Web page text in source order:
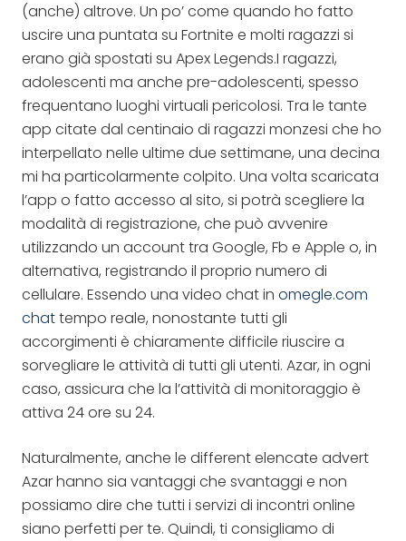
(anche) altrove. Un po’ come quando ho fatto
uscire una puntata su Fortnite e molti ragazzi si
erano già spostati su Apex Legends.I ragazzi,
adolescenti ma anche pre-adolescenti, spesso
frequentano luoghi virtuali pericolosi. Tra le tante
app citate dal centinaio di ragazzi monzesi che ho
interpellato nelle ultime due settimane, una decina
mi ha particolarmente colpito. Una volta scaricata
l’app o fatto accesso al sito, si potrà scegliere la
modalità di registrazione, che può avvenire
utilizzando un account tra Google, Fb e Apple o, in
alternativa, registrando il proprio numero di
cellulare. Essendo una video chat in omegle.com
chattempo reale, nonostante tutti gli
accorgimenti è chiaramente difficile riuscire a
sorvegliare le attività di tutti gli utenti. Azar, in ogni
caso, assicura che la l’attività di monitoraggio è
attiva 24 ore su 24.
Naturalmente, anche le different elencate advert
Azar hanno sia vantaggi che svantaggi e non
possiamo dire che tutti i servizi di incontri online
siano perfetti per te. Quindi, ti consigliamo di